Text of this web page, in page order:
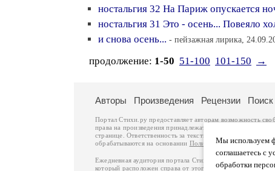
ностальгия 32 На Париж опускается
ностальгия 31 Это - осень... Повеяло
и снова осень... - пейзажная лирика,
продолжение: 1-50 51-100 101-150 →
Мы используем
соглашаетесь с
обработки
Авторы Произведения Рецензии Поиск
Портал Стихи.ру предоставляет авторам возможность
права на произведения принадлежат авторам и охраняются
странице. Ответственность за тексты произведений
обрабатываются на основании Политики обработки
Ежедневная аудитория портала Стихи.ру – порядка 200
который расположен справа от этого текста. В каждой